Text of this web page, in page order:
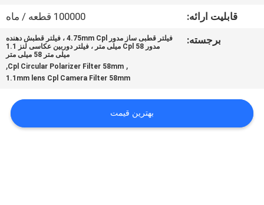
نقل
قول
قابلیت ارائه:
100000 قطعه / ماه
برجسته:
فیلتر قطبی ساز مدور 4.75mm Cpl ، فیلتر قطبش دهنده
مدور Cpl 58 میلی متر ، فیلتر دوربین عکاسی لنز 1.1
میلی متر 58 میلی متر
,
Cpl Circular Polarizer Filter 58mm
,
1.1mm lens Cpl Camera Filter 58mm
بهترین قیمت